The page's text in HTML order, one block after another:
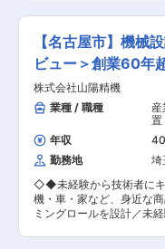
画〜製造まで一貫して自
力使わない専用の設計が
人が一本一本手作業で塗
ど、妥協のないモノづくり
しています。 ■当社の特徴： ・1955年、兵庫県
西脇市で釣鈎メーカーと
から釣鈎や釣竿、さらに
まで様々な商品を取り扱っ
30年前から積極的に海外
全世界10拠点を構え、事
品は国内にとどまらず海
評価を得ています。 変更の範囲：会社の定める業
務
術・新事業創出が急務と
技術部門を強化し、社内
げていく動きを加速させ
■業務概要 ニーズ・シー
い、技術動向を踏まえて
ます。 テーマ立案から試
し、顧客への提案へつな
人をつなぎ、開発から提
ージです。 ■担当業務割当イメージ 技術テーマ
ごとに担当を割り当て、
推進、顧客対応までを役割
きます。 各テーマの全体
いきます。 ■具体的な業務内容 入社当面は既存
事業の把握や情報収集を行
いただき、ゆくゆくは開
案と進捗管理を、 最終的
【名古屋市】機械
ビュー＞創業60年
さ◎
株式会社山陽精機
業種 / 職種
置
年収
勤務地
埼
◇◆未経験から技術者に
機・車・家など、身近な
ミングロールを設計／未